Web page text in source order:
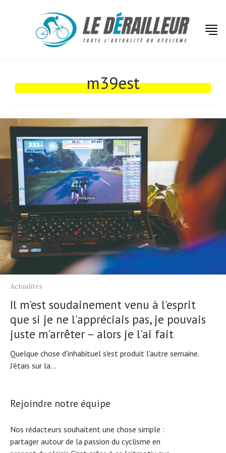
m39est
Actualités
Il m'est soudainement venu à l'esprit
que si je ne l'appréciais pas, je pouvais
juste m'arrêter – alors je l'ai fait
Quelque chose d'inhabituel s'est produit l'autre semaine.
J'étais sur la...
Rejoindre notre équipe
Nos rédacteurs souhaitent une chose simple :
partager autour de la passion du cyclisme en
Tests de produits
Tendances
Tous nos articles
À propos